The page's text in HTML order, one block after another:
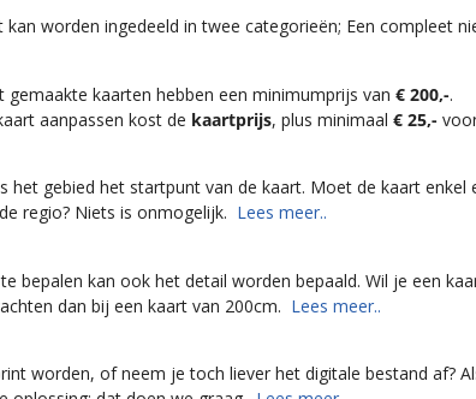
kan worden ingedeeld in twee categorieën; Een compleet
gemaakte kaarten hebben een minimumprijs van € 200,-.
aanpassen kost de kaartprijs, plus minimaal € 25,-
het gebied het startpunt van de kaart. Moet de kaart enkel
regio? Niets is onmogelijk. Lees meer..
bepalen kan ook het detail worden bepaald. Wil je een
dan bij een kaart van 200cm. Lees meer..
worden, of neem je toch liever het digitale bestand af?